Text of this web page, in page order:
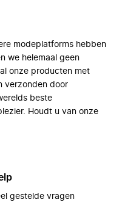
modeplatforms hebben
we helemaal geen
onze producten met
verzonden door
beste
Houdt u van onze
gestelde vragen